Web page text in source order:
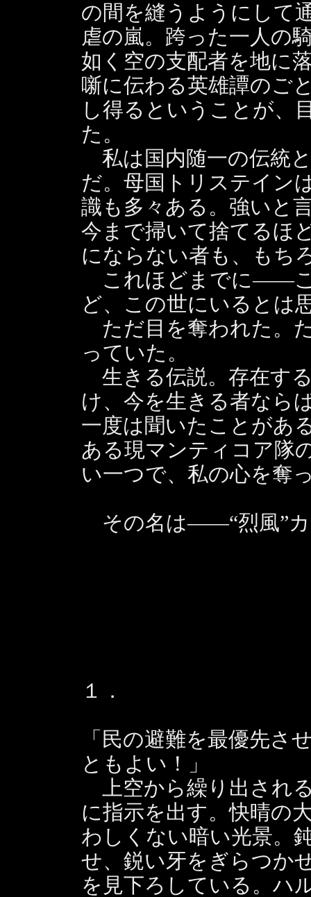
の間を縫うようにして
虐の嵐。跨った一人の
如く空の支配者を地に
噺に伝わる英雄譚のご
し得るということが、
た。
私は国内随一の伝統
だ。母国トリステイン
識も多々ある。強いと
今まで掃いて捨てるほ
にならない者も、も
これほどまでに――こ
ど、この世にいるとは
ただ目を奪われた。
っていた。
生きる伝説。存在す
け、今を生きる者なら
一度は聞いたことがあ
ある現マンティコア隊
い一つで、私の心を奪
その名は――“烈風”カ
１．
「民の避難を最優先
ともよい！」
上空から繰り出され
に指示を出す。快晴の
わしくない暗い光景。
せ、鋭い牙をぎらつか
を見下ろしている。ハ